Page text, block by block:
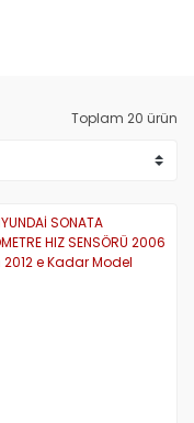
Toplam 20 ürün